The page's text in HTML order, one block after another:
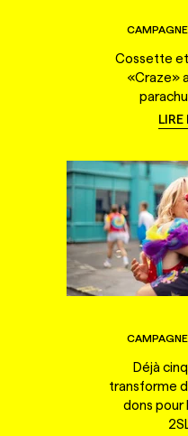
Cossette
«Craze»
LIRE
Déjà
transforme
dons pour